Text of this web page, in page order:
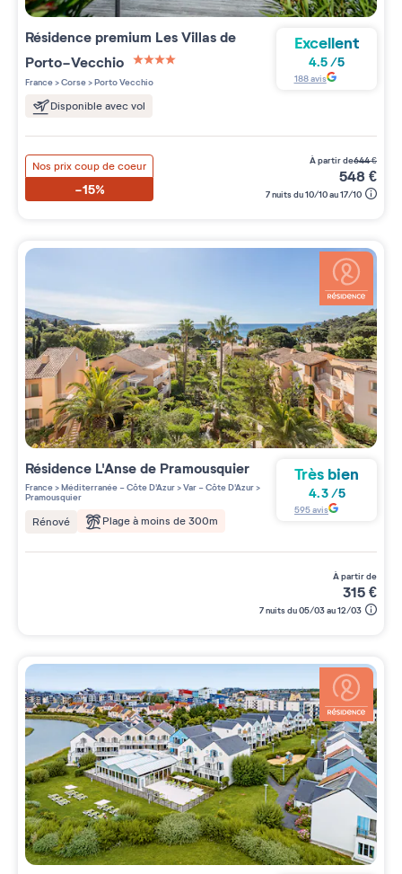
Résidence premium Les Villas de
Porto-Vecchio
4 étoiles sur 5
France>Corse>Porto Vecchio
Disponible avec vol
Excellent
4.5/5
188avis
Nos prix coup de coeur
-15%
à partir de644€
548€
7 nuits du 10/10 au 17/10
Résidence L'Anse de Pramousquier
France>Méditerranée - Côte D'Azur>Var - Côte D'Azur>
Pramousquier
Rénové Plage à moins de 300m
Très bien
4.3/5
595avis
à partir de
315€
7 nuits du 05/03 au 12/03